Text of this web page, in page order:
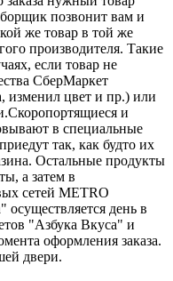
позвонит вам и
же товар в той же
производителя. Такие
если товар не
СберМаркет
изменил цвет и пр.) или
и
в специальные
так, как будто их
Остальные продукты
а затем в
сетей METRO
день в
"Азбука Вкуса" и
оформления заказа.
двери.